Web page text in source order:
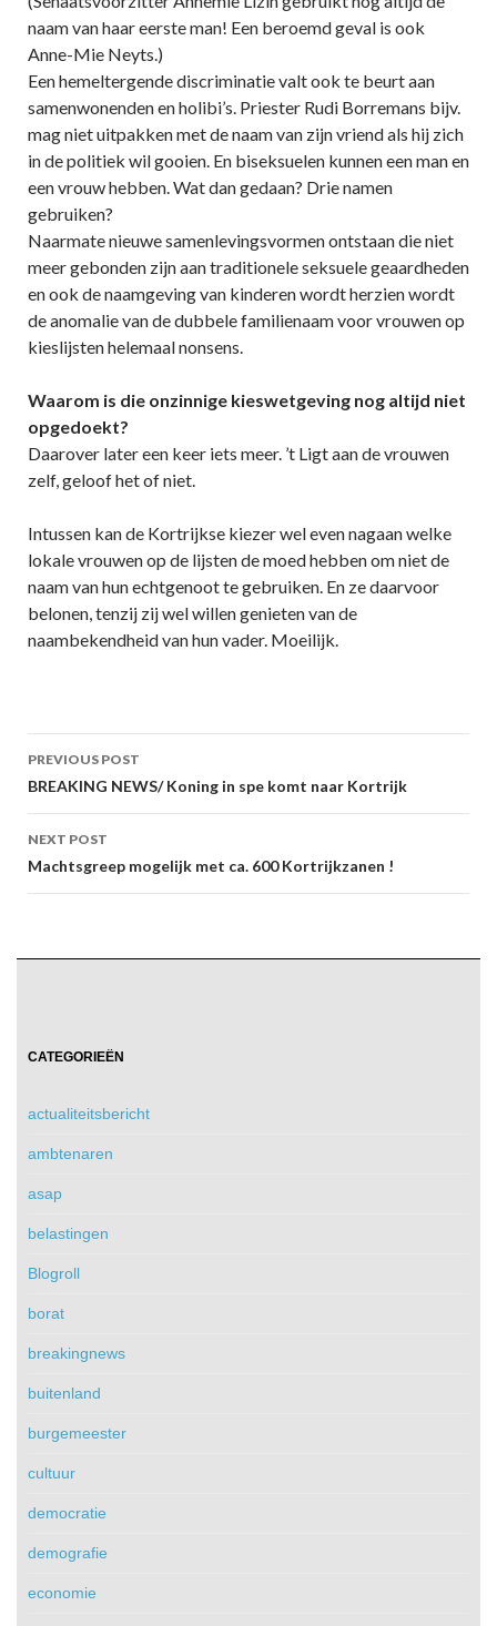
naam van haar eerste man! Een beroemd geval is ook
Anne-Mie Neyts.)
Een hemeltergende discriminatie valt ook te beurt aan
samenwonenden en holibi’s. Priester Rudi Borremans bijv.
mag niet uitpakken met de naam van zijn vriend als hij zich
in de politiek wil gooien. En biseksuelen kunnen een man en
een vrouw hebben. Wat dan gedaan? Drie namen
gebruiken?
Naarmate nieuwe samenlevingsvormen ontstaan die niet
meer gebonden zijn aan traditionele seksuele geaardheden
en ook de naamgeving van kinderen wordt herzien wordt
de anomalie van de dubbele familienaam voor vrouwen op
kieslijsten helemaal nonsens.
Waarom is die onzinnige kieswetgeving nog altijd niet
opgedoekt?
Daarover later een keer iets meer. ’t Ligt aan de vrouwen
zelf, geloof het of niet.
Intussen kan de Kortrijkse kiezer wel even nagaan welke
lokale vrouwen op de lijsten de moed hebben om niet de
naam van hun echtgenoot te gebruiken. En ze daarvoor
belonen, tenzij zij wel willen genieten van de
naambekendheid van hun vader. Moeilijk.
Post
navigation
PREVIOUS POST
BREAKING NEWS/ Koning in spe komt naar Kortrijk
NEXT POST
Machtsgreep mogelijk met ca. 600 Kortrijkzanen !
CATEGORIEËN
actualiteitsbericht
ambtenaren
asap
belastingen
Blogroll
borat
breakingnews
buitenland
burgemeester
cultuur
democratie
demografie
economie